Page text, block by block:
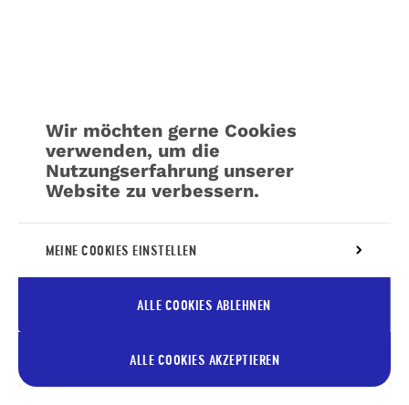
Wir möchten gerne Cookies
verwenden, um die
Nutzungserfahrung unserer
Website zu verbessern.
Weitere Informationen über unsere Richtlinie
für dieVerwaltung von Cookies
MEINE COOKIES EINSTELLEN
ALLE COOKIES ABLEHNEN
ALLE COOKIES AKZEPTIEREN